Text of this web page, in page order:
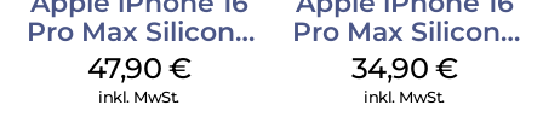
Pro Max Silicone
Case MagSafe
Black
47,90 €
inkl. MwSt.
Pro Max Silicone
Case MagSafe
Denim
34,90 €
inkl. MwSt.